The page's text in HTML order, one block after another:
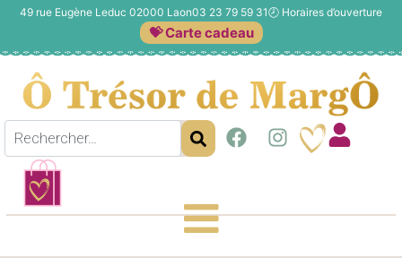
49 rue Eugène Leduc 02000 Laon03 23 79 59 31🕗 Horaires d’ouverture
💝 Carte cadeau